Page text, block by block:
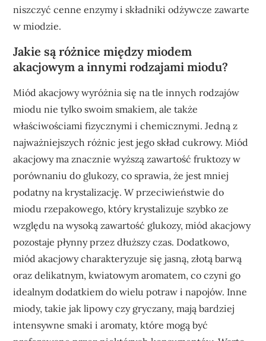
niszczyć cenne enzymy i składniki odżywcze zawarte
w miodzie.
Jakie są różnice między miodem
akacjowym a innymi rodzajami miodu?
Miód akacjowy wyróżnia się na tle innych rodzajów
miodu nie tylko swoim smakiem, ale także
właściwościami fizycznymi i chemicznymi. Jedną z
najważniejszych różnic jest jego skład cukrowy. Miód
akacjowy ma znacznie wyższą zawartość fruktozy w
porównaniu do glukozy, co sprawia, że jest mniej
podatny na krystalizację. W przeciwieństwie do
miodu rzepakowego, który krystalizuje szybko ze
względu na wysoką zawartość glukozy, miód akacjowy
pozostaje płynny przez dłuższy czas. Dodatkowo,
miód akacjowy charakteryzuje się jasną, złotą barwą
oraz delikatnym, kwiatowym aromatem, co czyni go
idealnym dodatkiem do wielu potraw i napojów. Inne
miody, takie jak lipowy czy gryczany, mają bardziej
intensywne smaki i aromaty, które mogą być